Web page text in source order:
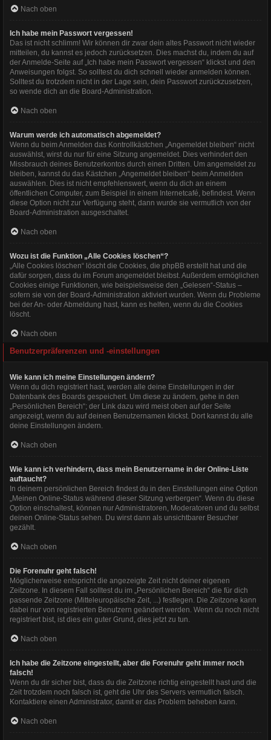
Nach oben
Ich habe mein Passwort vergessen!
Das ist nicht schlimm! Wir können dir zwar dein altes Passwort nicht wieder
mitteilen, du kannst es jedoch zurücksetzen. Dies machst du, indem du auf
der Anmelde-Seite auf „Ich habe mein Passwort vergessen“ klickst und den
Anweisungen folgst. So solltest du dich schnell wieder anmelden können.
Solltest du trotzdem nicht in der Lage sein, dein Passwort zurückzusetzen,
so wende dich an die Board-Administration.
Nach oben
Warum werde ich automatisch abgemeldet?
Wenn du beim Anmelden das Kontrollkästchen „Angemeldet bleiben“ nicht
auswählst, wirst du nur für eine Sitzung angemeldet. Dies verhindert den
Missbrauch deines Benutzerkontos durch einen Dritten. Um angemeldet zu
bleiben, kannst du das Kästchen „Angemeldet bleiben“ beim Anmelden
auswählen. Dies ist nicht empfehlenswert, wenn du dich an einem
öffentlichen Computer, zum Beispiel in einem Internetcafé, befindest. Wenn
diese Option nicht zur Verfügung steht, dann wurde sie vermutlich von der
Board-Administration ausgeschaltet.
Nach oben
Wozu ist die Funktion „Alle Cookies löschen“?
„Alle Cookies löschen“ löscht die Cookies, die phpBB erstellt hat und die
dafür sorgen, dass du im Forum angemeldet bleibst. Außerdem ermöglichen
Cookies einige Funktionen, wie beispielsweise den „Gelesen“-Status –
sofern sie von der Board-Administration aktiviert wurden. Wenn du Probleme
bei der An- oder Abmeldung hast, kann es helfen, wenn du die Cookies
löscht.
Nach oben
Benutzerpräferenzen und -einstellungen
Wie kann ich meine Einstellungen ändern?
Wenn du dich registriert hast, werden alle deine Einstellungen in der
Datenbank des Boards gespeichert. Um diese zu ändern, gehe in den
„Persönlichen Bereich“; der Link dazu wird meist oben auf der Seite
angezeigt, wenn du auf deinen Benutzernamen klickst. Dort kannst du alle
deine Einstellungen ändern.
Nach oben
Wie kann ich verhindern, dass mein Benutzername in der Online-Liste
auftaucht?
In deinem persönlichen Bereich findest du in den Einstellungen eine Option
„Meinen Online-Status während dieser Sitzung verbergen“. Wenn du diese
Option einschaltest, können nur Administratoren, Moderatoren und du selbst
deinen Online-Status sehen. Du wirst dann als unsichtbarer Besucher
gezählt.
Nach oben
Die Forenuhr geht falsch!
Möglicherweise entspricht die angezeigte Zeit nicht deiner eigenen
Zeitzone. In diesem Fall solltest du im „Persönlichen Bereich“ die für dich
passende Zeitzone (Mitteleuropäische Zeit, ...) festlegen. Die Zeitzone kann
dabei nur von registrierten Benutzern geändert werden. Wenn du noch nicht
registriert bist, ist dies ein guter Grund, dies jetzt zu tun.
Nach oben
Ich habe die Zeitzone eingestellt, aber die Forenuhr geht immer noch
falsch!
Wenn du dir sicher bist, dass du die Zeitzone richtig eingestellt hast und die
Zeit trotzdem noch falsch ist, geht die Uhr des Servers vermutlich falsch.
Kontaktiere einen Administrator, damit er das Problem beheben kann.
Nach oben